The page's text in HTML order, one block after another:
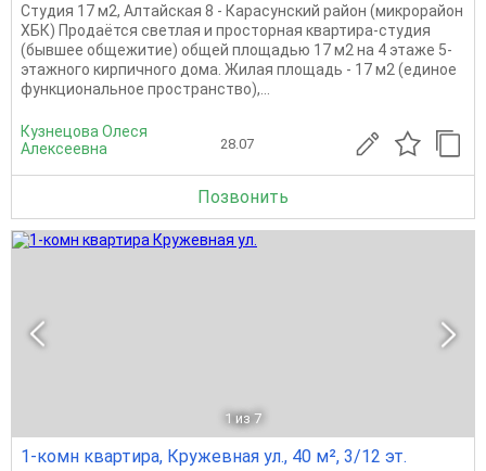
Студия 17 м2, Алтайская 8 - Карасунский район (микрорайон
ХБК) Продаётся светлая и просторная квартира-студия
(бывшее общежитие) общей площадью 17 м2 на 4 этаже 5-
этажного кирпичного дома. Жилая площадь - 17 м2 (единое
функциональное пространство),...
Кузнецова Олеся
Алексеевна
28.07
Позвонить
1 из 7
1-комн квартира, Кружевная ул., 40 м², 3/12 эт.